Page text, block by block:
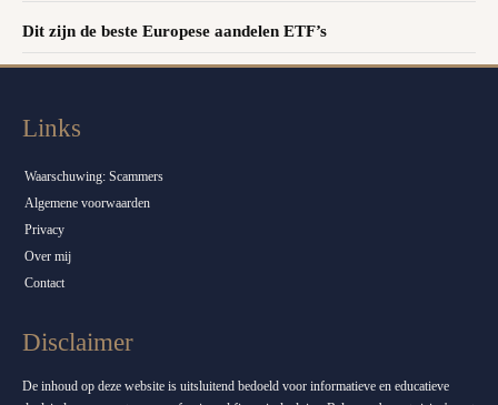
Dit zijn de beste Europese aandelen ETF’s
Links
Waarschuwing: Scammers
Algemene voorwaarden
Privacy
Over mij
Contact
Disclaimer
De inhoud op deze website is uitsluitend bedoeld voor informatieve en educatieve